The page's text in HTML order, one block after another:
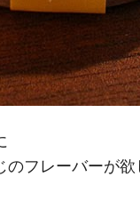
フレーバーが欲